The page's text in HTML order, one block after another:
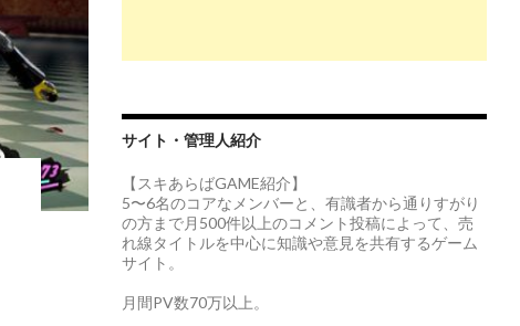
サイト・管理人紹介
【スキあらばGAME紹介】
5〜6名のコアなメンバーと、有識者から通りすがり
の方まで月500件以上のコメント投稿によって、売
れ線タイトルを中心に知識や意見を共有するゲーム
サイト。
月間PV数70万以上。